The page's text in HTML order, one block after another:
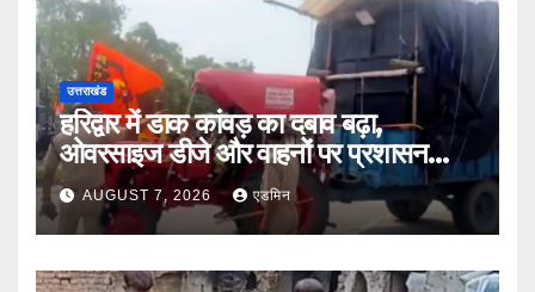
उत्तराखंड
हरिद्वार में डाक कांवड़ का दबाव बढ़ा,
ओवरसाइज डीजे और वाहनों पर प्रशासन
सख्तAUGUST 7, 2026 एडमिन